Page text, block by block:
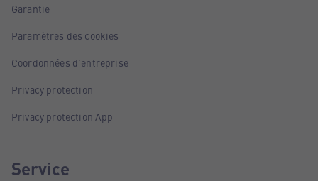
Garantie
Paramètres des cookies
Coordonnées d'entreprise
Privacy protection
Privacy protection App
Service